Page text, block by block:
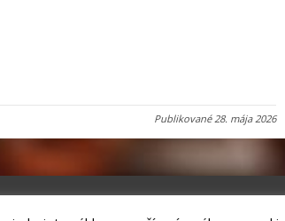
Publikované28. mája 2026